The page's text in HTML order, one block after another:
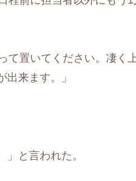
て置いてください。凄く
来ます。」
」と言われた。